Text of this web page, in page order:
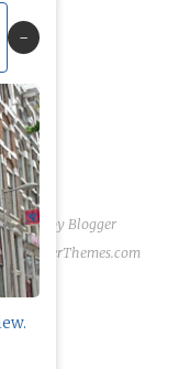
by Blogger